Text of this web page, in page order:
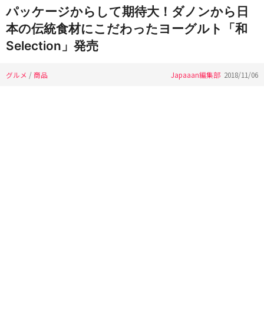
パッケージからして期待大！ダノンから日
本の伝統食材にこだわったヨーグルト「和
Selection」発売
グルメ /商品 Japaaan編集部 2018/11/06